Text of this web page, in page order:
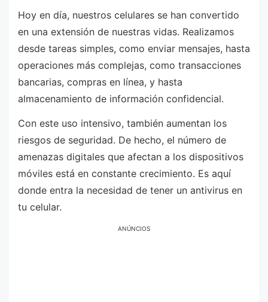
Hoy en día, nuestros celulares se han convertido
en una extensión de nuestras vidas. Realizamos
desde tareas simples, como enviar mensajes, hasta
operaciones más complejas, como transacciones
bancarias, compras en línea, y hasta
almacenamiento de información confidencial.
Con este uso intensivo, también aumentan los
riesgos de seguridad. De hecho, el número de
amenazas digitales que afectan a los dispositivos
móviles está en constante crecimiento. Es aquí
donde entra la necesidad de tener un antivirus en
tu celular.
ANÚNCIOS